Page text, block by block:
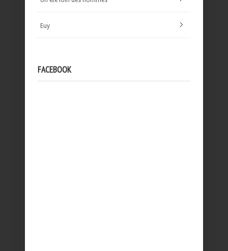
Euy
FACEBOOK